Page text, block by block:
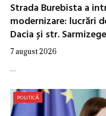
Strada Burebista a
modernizare: lucrări
Dacia și str.
7 august 2026
…
POLITICĂ